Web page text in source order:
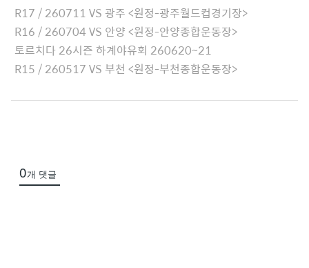
c
h
e
d
i
R17 / 260711 VS 광주 <원정-광주월드컵경기장>
R16 / 260704 VS 안양 <원정-안양종합운동장>
토르치다 26시즌 하계야유회 260620~21
R15 / 260517 VS 부천 <원정-부천종합운동장>
0개 댓글